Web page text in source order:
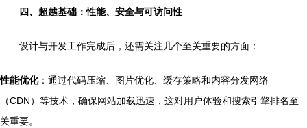
四、超越基础：性能、安全与可访问性
设计与开发工作完成后，还需关注几个至关重要的方面：
性能优化：通过代码压缩、图片优化、缓存策略和内容分发网络
（CDN）等技术，确保网站加载迅速，这对用户体验和搜索引擎排名至
关重要。